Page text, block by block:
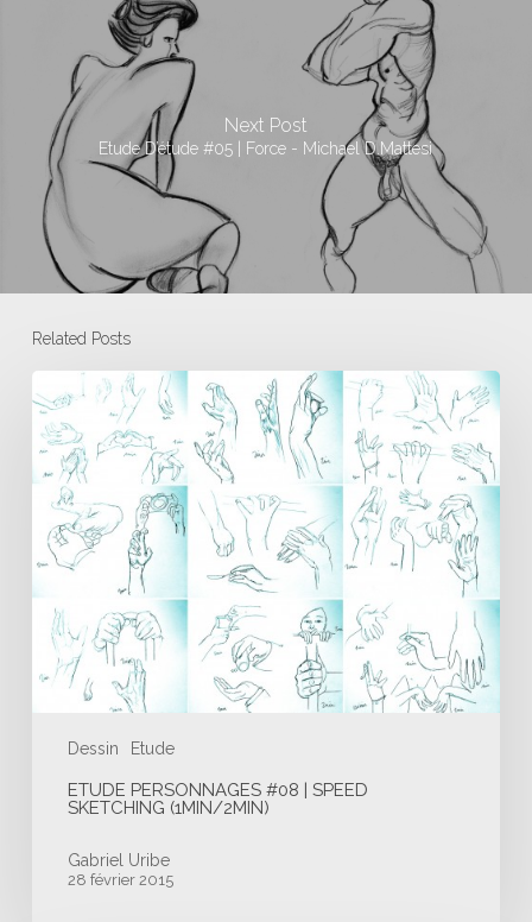
Next Post
Etude D’étude #05 | Force - Michael D.Mattesi
Related Posts
Dessin Etude
Personnages
#08
Speed
Sketching
(1min/2min)
ETUDE PERSONNAGES #08 | SPEED
SKETCHING (1MIN/2MIN)
Gabriel Uribe
28 février 2015